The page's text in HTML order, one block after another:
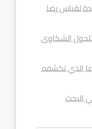
لقياس رضا
الشكاوى
الذي تكشفه
البحث